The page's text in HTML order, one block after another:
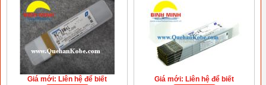
Giá mới: Liên hệ để biết
Giá mới: Liên hệ để biết